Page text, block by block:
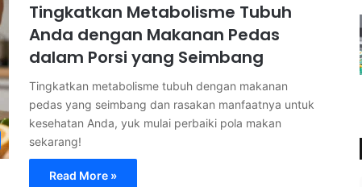
Tingkatkan Metabolisme Tubuh
Anda dengan Makanan Pedas
dalam Porsi yang Seimbang
Tingkatkan metabolisme tubuh dengan makanan
pedas yang seimbang dan rasakan manfaatnya untuk
kesehatan Anda, yuk mulai perbaiki pola makan
sekarang!
Read More »